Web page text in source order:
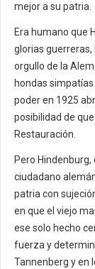
mejor a su patria.
Era humano que
glorias
orgullo de la
hondas
poder en 1925
posibilidad de
Restauración.
Pero
ciudadano
patria con
en que el viejo
ese solo hecho
fuerza y
Tannenberg y en